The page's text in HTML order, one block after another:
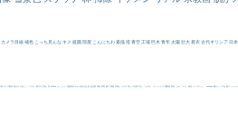
カメラ目線 補色 こっち見んな キス 庭園 部屋 こんにちわ 素描 塔 青空 工場 巨木 青年 太陽 壮大 着衣 古代ギリシア 日
女神 ローマ教皇 奥行き 火起こし シスター 東方の三博士 114514 かっこいい 受胎告知 天から覗き込む顔 設計図 挿絵 群衆 親子 裸婦 可愛い ピサロ ＃名画で学ぶ「たるみ」 ニーソックス 躍動感 黄色 こわい コート 畦道 レンブラント・ sekkusu 暖かい バブみ 靴下 ショッ